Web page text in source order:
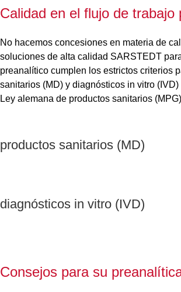
Calidad en el flujo de trabajo
No hacemos concesiones en materia de
soluciones de alta calidad SARSTEDT
preanalítico cumplen los estrictos criterios
sanitarios (MD) y diagnósticos in vitro
Ley alemana de productos sanitarios
productos sanitarios (MD)
diagnósticos in vitro (IVD)
Consejos para su